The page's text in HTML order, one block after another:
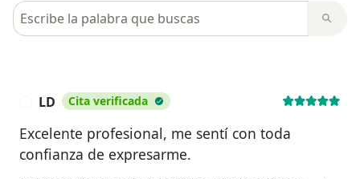
Busca en opiniones
LD Cita verificada
Excelente profesional, me sentí con toda
confianza de expresarme.